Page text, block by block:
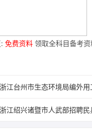
免费资料 领取全科目备考资
江台州市生态环境局编外用